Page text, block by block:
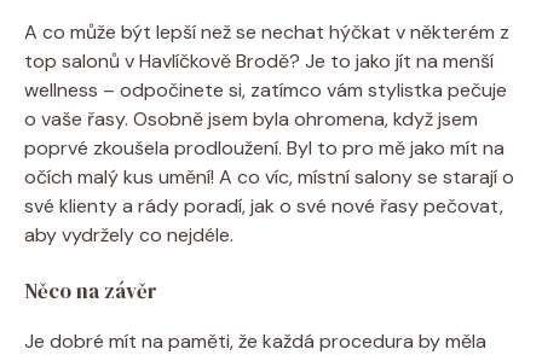
A co může ⁣být lepší než se nechat hýčkat v některém⁣ z
top salonů v Havlíčkově Brodě? Je to jako jít na⁢ menší
wellness – odpočinete si, zatímco vám stylistka pečuje
o vaše řasy. Osobně jsem byla ohromena,​ když ⁢jsem
poprvé zkoušela prodloužení. Byl to pro mě jako mít na
očích malý kus umění! A co víc, místní salony se starají o
své klienty a rády poradí, jak o své nové řasy pečovat,
aby vydržely co​ nejdéle.
Něco na závěr
Je dobré mít na ⁣paměti, že každá procedura by měla